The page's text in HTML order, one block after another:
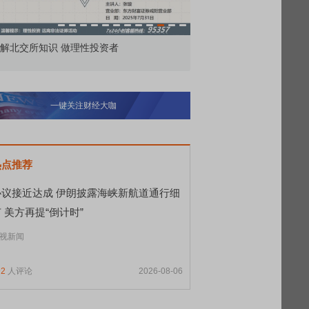
知识 做理性投资者
一键关注财经大咖
推荐
接近达成 伊朗披露海峡新航道通行细
美方再提“倒计时”
新闻
人评论 2026-08-06